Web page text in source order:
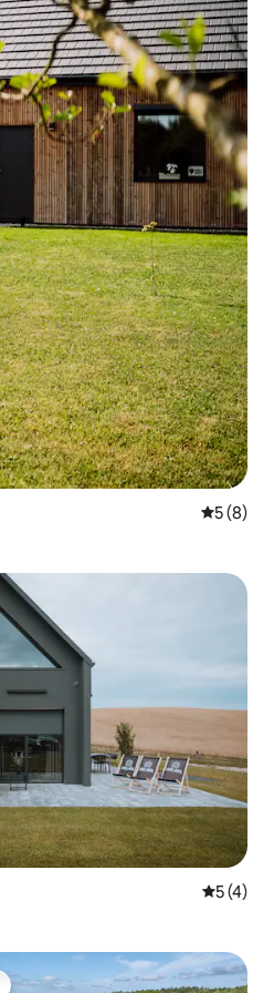
Note
5 (8)
Note
5 (4)